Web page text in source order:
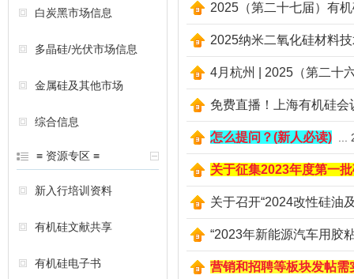
白炭黑市场信息
多晶硅/光伏市场信息
金属硅及其他市场
综合信息
≡ 资源专区 ≡
新入行培训资料
有机硅文献共享
有机硅电子书
2025（第二十七届）有
2025纳米二氧化硅材料
4月杭州 | 2025（第二十
免费直播！上海有机硅
怎么提问？(新人必读)
关于征集2023年度第一
关于召开“2024改性硅油
“2023年新能源汽车用胶
营销和招聘等板块发帖需